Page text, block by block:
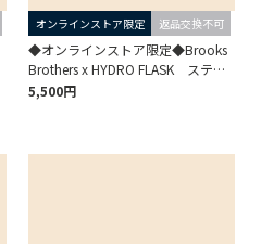
オンラインストア限定 返品交換不可
◆オンラインストア限定◆Brooks
Brothers x HYDRO FLASK ステン
レス コーヒーマグ 12oz
5,500円